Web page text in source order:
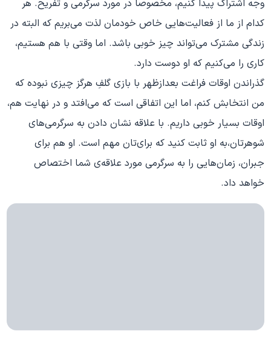
وجه اشتراک پیدا کنیم، مخصوصا در مورد سرگرمی و تفریح. هر
کدام از ما از فعالیت‌هایی خاص خودمان لذت می‌بریم که البته در
زندگی مشترک می‌تواند چیز خوبی باشد. اما وقتی با هم هستیم،
کاری را می‌کنیم که او دوست دارد.
گذراندن اوقات فراغت بعدازظهر با بازی گلفِ هرگز چیزی نبوده که
من انتخابش کنم، اما این اتفاقی است که می‌افتد و در نهایت هم،
اوقات بسیار خوبی داریم. با علاقه نشان دادن به سرگرمی‌های
شوهرتان،به او ثابت کنید که برای‌تان مهم است. او هم برای
جبران، زمان‌هایی را به سرگرمی مورد علاقه‌ی شما اختصاص
خواهد داد.